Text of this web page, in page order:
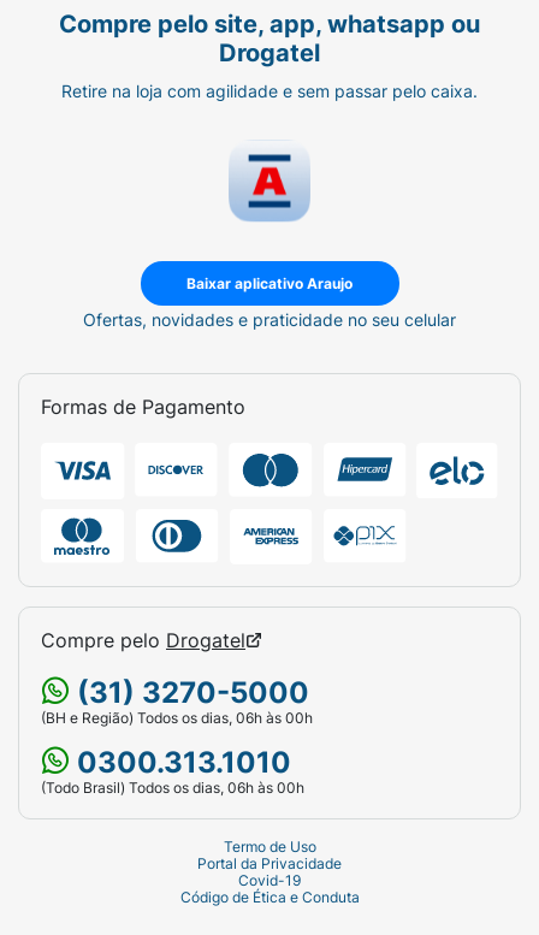
Marca:Seda.
Co-criações (Edição Limitada
Kibon).
ChicaBon (Chocolate).
Térmica.
Nível de Definição:3 de 5 (Moderado).
Compre pelo site, app, whatsapp ou
Drogatel
Retire na loja com agilidade e sem passar pelo caixa.
Baixar aplicativo Araujo
Ofertas, novidades e praticidade no seu celular
Formas de Pagamento
Compre pelo Drogatel
(31) 3270-5000
(BH e Região) Todos os dias, 06h às 00h
0300.313.1010
(Todo Brasil) Todos os dias, 06h às 00h
Termo de Uso
Portal da Privacidade
Covid-19
Código de Ética e Conduta